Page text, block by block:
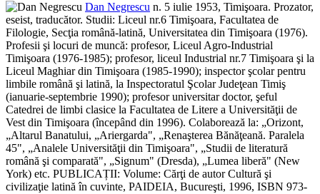
Dan Negrescu n. 5 iulie 1953, Timişoara. Prozator,
eseist, traducător. Studii: Liceul nr.6 Timişoara, Facultatea de
Filologie, Secţia română-latină, Universitatea din Timişoara (1976).
Profesii şi locuri de muncă: profesor, Liceul Agro-Industrial
Timişoara (1976-1985); profesor, liceul Industrial nr.7 Timişoara şi la
Liceul Maghiar din Timişoara (1985-1990); inspector şcolar pentru
limbile română şi latină, la Inspectoratul Şcolar Judeţean Timiş
(ianuarie-septembrie 1990); profesor universitar doctor, şeful
Catedrei de limbi clasice la Facultatea de Litere a Universităţii de
Vest din Timişoara (începând din 1996). Colaborează la: „Orizont,
„Altarul Banatului, „Ariergarda", „Renaşterea Bănăţeană. Paralela
45", „Analele Universităţii din Timişoara", „Studii de literatură
română şi comparată", „Signum" (Dresda), „Lumea liberă" (New
York) etc. PUBLICAȚII: Volume: Cărţi de autor Cultură şi
civilizaţie latină în cuvinte, PAIDEIA, Bucureşti, 1996, ISBN 973-